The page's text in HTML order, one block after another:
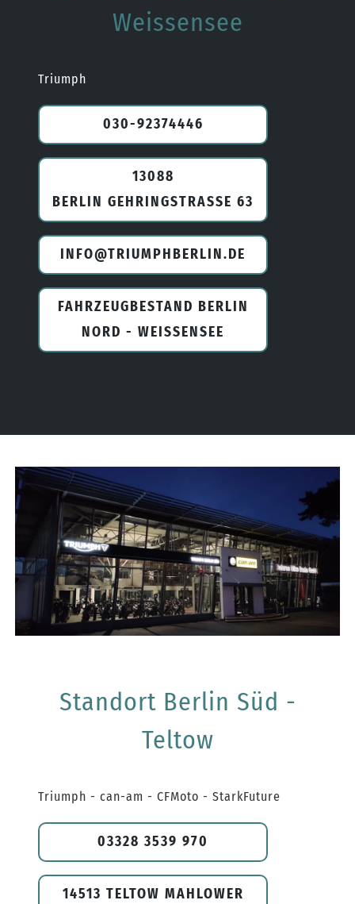
Weissensee
Triumph
030-92374446
13088
BERLIN GEHRINGSTRASSE 63
INFO@TRIUMPHBERLIN.DE
FAHRZEUGBESTAND BERLIN
NORD - WEISSENSEE
Standort Berlin Süd -
Teltow
Triumph - can-am - CFMoto - StarkFuture
03328 3539 970
14513 TELTOW MAHLOWER